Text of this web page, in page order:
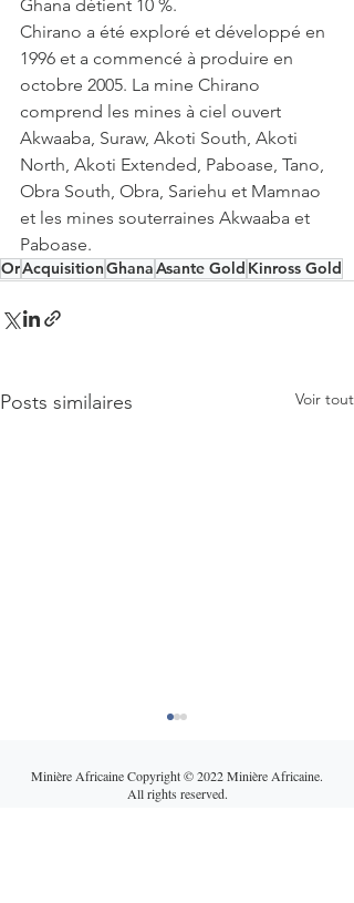
Ghana détient 10 %.
Chirano a été exploré et développé en
1996 et a commencé à produire en
octobre 2005. La mine Chirano
comprend les mines à ciel ouvert
Akwaaba, Suraw, Akoti South, Akoti
North, Akoti Extended, Paboase, Tano,
Obra South, Obra, Sariehu et Mamnao
et les mines souterraines Akwaaba et
Paboase.
OrAcquisitionGhanaAsante Gold Kinross Gold
Posts similaires Voir tout
Minière Africaine Copyright © 2022 Minière Africaine.
All rights reserved.